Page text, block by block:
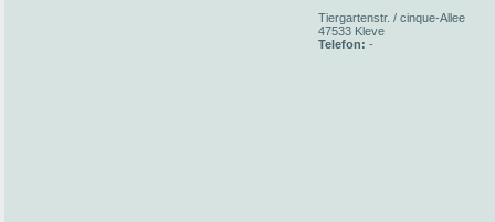
Tiergartenstr. / cinque-Allee
47533 Kleve
Telefon: -